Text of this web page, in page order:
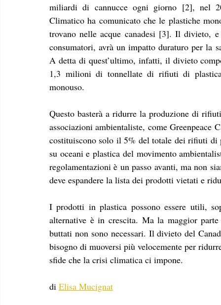
miliardi di cannucce ogni giorno [2], nel
Climatico ha comunicato che le plastiche
trovano nelle acque canadesi [3]. Il divieto,
consumatori, avrà un impatto duraturo per la
A detta di quest’ultimo, infatti, il divieto
1,3 milioni di tonnellate di rifiuti di
monouso.
Questo basterà a ridurre la produzione di
associazioni ambientaliste, come Greenpeace
costituiscono solo il 5% del totale dei rifiuti di
su oceani e plastica del movimento
regolamentazioni è un passo avanti, ma non
deve espandere la lista dei prodotti vietati e
I prodotti in plastica possono essere utili,
alternative è in crescita. Ma la maggior
buttati non sono necessari. Il divieto del
bisogno di muoversi più velocemente per
sfide che la crisi climatica ci impone.
di Elisa Mucignat